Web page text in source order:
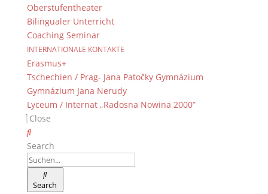
Oberstufentheater
Bilingualer Unterricht
Coaching Seminar
INTERNATIONALE KONTAKTE
Erasmus+
Tschechien / Prag- Jana Patočky Gymnázium
Gymnázium Jana Nerudy
Lyceum / Internat „Radosna Nowina 2000”
Close
Search
Search
Bleiben Sie immer auf dem neusten Stand und
folgen Sie uns auf Twitter
Folgen Sie dem
Kontakt Webteam
Kontaktieren Sie das Webteam